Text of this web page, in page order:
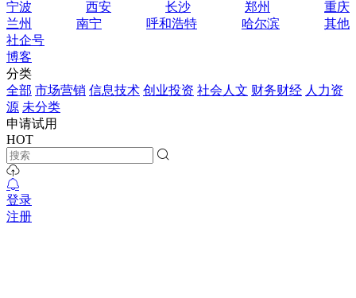
宁波
西安 长沙 郑州
重庆
兰州
南宁 呼和浩特 哈尔滨
其他
社企号
博客
分类
全部 市场营销 信息技术 创业投资 社会人文 财务财经 人力资
源 未分类
申请试用
HOT
登录
注册